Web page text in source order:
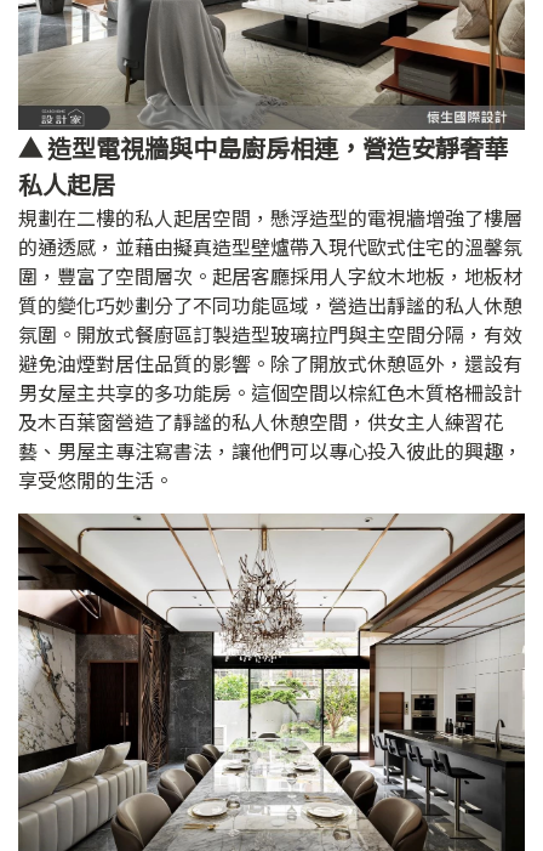
▲ 造型電視牆與中島廚房相連，營造安靜奢華
私人起居
規劃在二樓的私人起居空間，懸浮造型的電視牆增強了樓層
的通透感，並藉由擬真造型壁爐帶入現代歐式住宅的溫馨氛
圍，豐富了空間層次。起居客廳採用人字紋木地板，地板材
質的變化巧妙劃分了不同功能區域，營造出靜謐的私人休憩
氛圍。開放式餐廚區訂製造型玻璃拉門與主空間分隔，有效
避免油煙對居住品質的影響。除了開放式休憩區外，還設有
男女屋主共享的多功能房。這個空間以棕紅色木質格柵設計
及木百葉窗營造了靜謐的私人休憩空間，供女主人練習花
藝、男屋主專注寫書法，讓他們可以專心投入彼此的興趣，
享受悠閒的生活。